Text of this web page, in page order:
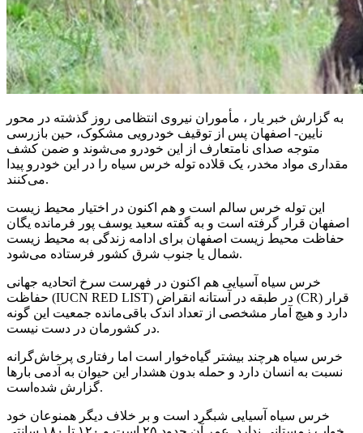
به گزارش خبر یار ، مأموران نیروی انتظامی روز گذشته در محور
نایین- اصفهان پس از توقیف خودرویی مشکوک، حین بازرسی
متوجه صدای نامتعارف از این خودرو می‌شوند و ضمن کشف
مقداری مواد مخدر، یک قلاده توله خرس سیاه را در این خودرو پیدا
می‌کنند.
این توله خرس سالم است و هم اکنون در اختیار محیط زیست
اصفهان قرار گرفته است و به گفته سعید یوسف پور فرمانده یگان
حفاظت محیط زیست اصفهان برای ادامه زندگی به محیط زیست
شمال یا جنوب شرق کشور فرستاده می‌شود.
خرس سیاه آسیایی هم اکنون در فهرست سرخ اتحادیه جهانی
حفاظت (IUCN RED LIST) در طبقه در آستانه انقراض (CR) قرار
دارد و هیچ آمار مشخصی از تعداد اندک باقی‌مانده جمعیت این گونه
در کشورمان در دست نیست.
خرس سیاه هرچند بیشتر گیاه‌خوار است اما رفتاری پرخاش‌گرانه
نسبت به انسان دارد و حمله بدون هشدار این حیوان به آدمی بارها
گزارش شده‌است.
خرس سیاه آسیایی شبگرد است و بر خلاف دیگر همنوعان خود